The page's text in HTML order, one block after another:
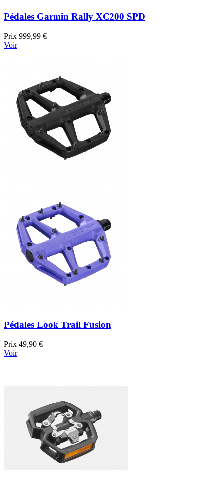
Pédales Garmin Rally XC200 SPD
Prix 999,99 €
Voir
Pédales Look Trail Fusion
Prix 49,90 €
Voir